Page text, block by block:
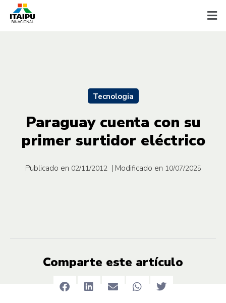
Tecnologia
Paraguay cuenta con su
primer surtidor eléctrico
Publicado en 02/11/2012 | Modificado en 10/07/2025
Comparte este artículo